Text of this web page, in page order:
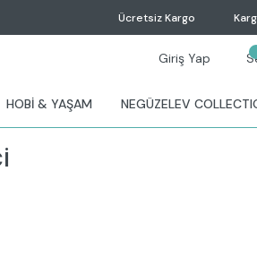
Ücretsiz Kargo
Giriş Yap
HOBİ & YAŞAM NEGÜZELEV